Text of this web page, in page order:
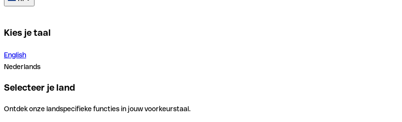
Kies je taal
English
Nederlands
Selecteer je land
Ontdek onze landspecifieke functies in jouw voorkeurstaal.